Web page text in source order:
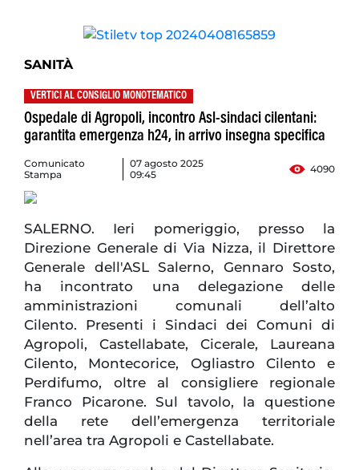
SANITÀ
VERTICI AL CONSIGLIO MONOTEMATICO
Ospedale di Agropoli, incontro Asl-sindaci cilentani:
garantita emergenza h24, in arrivo insegna specifica
Comunicato
Stampa
07 agosto 2025
09:45
4090
SALERNO. Ieri pomeriggio, presso la
Direzione Generale di Via Nizza, il Direttore
Generale dell'ASL Salerno, Gennaro Sosto,
ha incontrato una delegazione delle
amministrazioni comunali dell’alto
Cilento. Presenti i Sindaci dei Comuni di
Agropoli, Castellabate, Cicerale, Laureana
Cilento, Montecorice, Ogliastro Cilento e
Perdifumo, oltre al consigliere regionale
Franco Picarone. Sul tavolo, la questione
della rete dell’emergenza territoriale
nell’area tra Agropoli e Castellabate.